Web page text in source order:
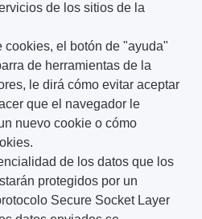
de los sitios de la
cookies, el botón de "ayuda"
de herramientas de la
le dirá cómo evitar aceptar
que el navegador le
nuevo cookie o cómo
de los datos que los
protegidos por un
Secure Socket Layer